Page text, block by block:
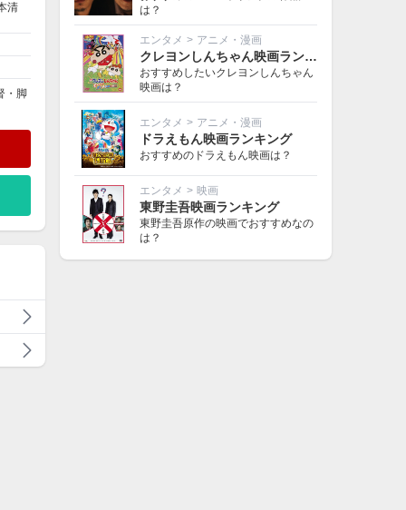
清
・脚
は？
エンタメ > アニメ・漫画
クレヨンしんちゃん映画ランキング
おすすめしたいクレヨンしんちゃん
映画は？
エンタメ > アニメ・漫画
ドラえもん映画ランキング
おすすめのドラえもん映画は？
エンタメ > 映画
東野圭吾映画ランキング
東野圭吾原作の映画でおすすめなの
は？